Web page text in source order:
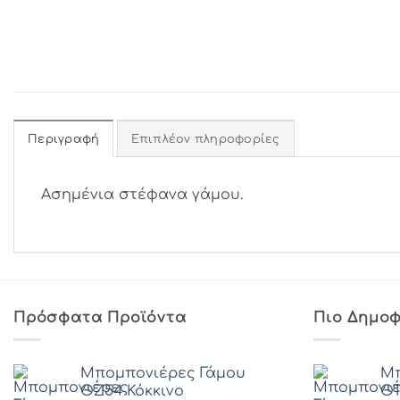
Περιγραφή Επιπλέον πληροφορίες
Ασημένια στέφανα γάμου.
Πρόσφατα Προϊόντα
Μπομπονιέρες Γάμου
ΘZ54 Κόκκινο
Πιο